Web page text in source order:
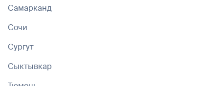
Самарканд
Сочи
Сургут
Сыктывкар